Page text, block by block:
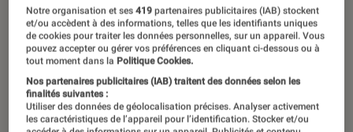
expérience sous le sapin ! De l’humour
qui fait du bien aux grandes épopées
musicales, voici les spectacles
incontournables à Paris et en province
en 2026.
Notre organisation et ses419 partenaires publicitaires (IAB) stockent
et/ou accèdent à des informations, telles que les identifiants uniques
de cookies pour traiter les données personnelles, sur un appareil. Vous
pouvez accepter ou gérer vos préférences en cliquant ci-dessous ou à
tout moment dans la Politique Cookies.
Nos partenaires publicitaires (IAB) traitent des données selon les
finalités suivantes :
Utiliser des données de géolocalisation précises. Analyser activement
les caractéristiques de l’appareil pour l’identification. Stocker et/ou